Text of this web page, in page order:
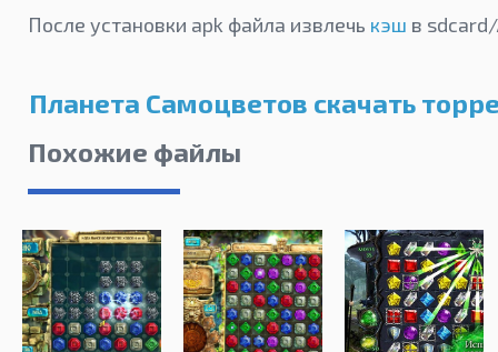
После установки apk файла извлечь кэш в
Планета Самоцветов скачать
Похожие файлы